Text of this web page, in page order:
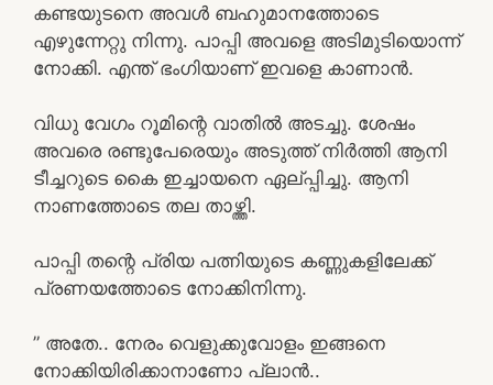
കണ്ടയുടനെ അവൾ ബഹുമാനത്തോടെ
എഴുന്നേറ്റു നിന്നു. പാപ്പി അവളെ അടിമുടിയൊന്ന്
നോക്കി. എന്ത് ഭംഗിയാണ് ഇവളെ കാണാൻ.
വിധു വേഗം റൂമിന്റെ വാതിൽ അടച്ചു. ശേഷം
അവരെ രണ്ടുപേരെയും അടുത്ത് നിർത്തി ആനി
ടീച്ചറുടെ കൈ ഇച്ചായനെ ഏല്പ്പിച്ചു. ആനി
നാണത്തോടെ തല താഴ്ത്തി.
പാപ്പി തന്റെ പ്രിയ പത്നിയുടെ കണ്ണുകളിലേക്ക്
പ്രണയത്തോടെ നോക്കിനിന്നു.
” അതേ.. നേരം വെളുക്കുവോളം ഇങ്ങനെ
നോക്കിയിരിക്കാനാണോ പ്ലാൻ..